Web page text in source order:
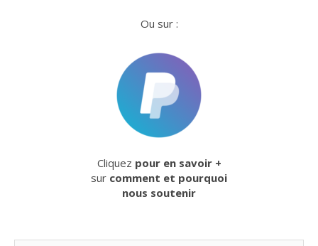
Ou sur :
Cliquez pour en savoir +
sur comment et pourquoi
nous soutenir